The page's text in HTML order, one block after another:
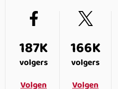
187K
volgers
Volgen
166K
volgers
Volgen